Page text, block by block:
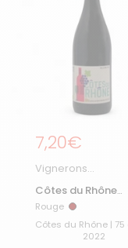
Prix régulier
7,20€
Vignerons
d'Estezargues
Côtes du Rhône
rouge bio 2022
Rouge Rouge
2022